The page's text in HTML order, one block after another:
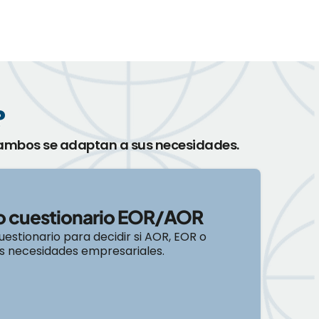
se adaptan a sus necesidades.
cuestionario EOR/AOR
para decidir si AOR, EOR o
necesidades empresariales.